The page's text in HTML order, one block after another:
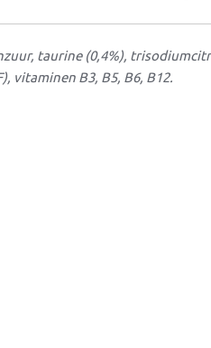
taurine (0,4%),
vitaminen B3, B5, B6, B12.